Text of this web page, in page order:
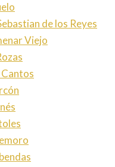
de los Reyes
Viejo